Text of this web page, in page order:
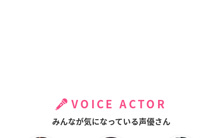
VOICE ACTOR
みんなが気になっている声優さん